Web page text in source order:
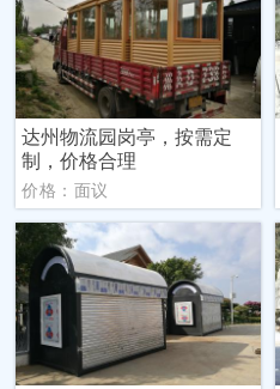
达州物流园岗亭，按需定
制，价格合理
价格：面议